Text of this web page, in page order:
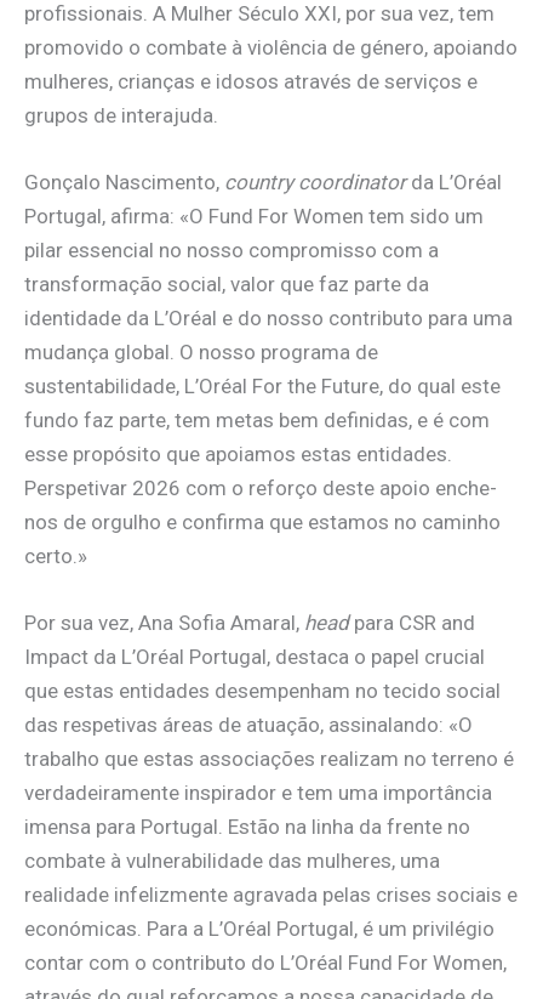
profissionais. A Mulher Século XXI, por sua vez, tem
promovido o combate à violência de género, apoiando
mulheres, crianças e idosos através de serviços e
grupos de interajuda.
Gonçalo Nascimento, country coordinatorda L’Oréal
Portugal, afirma: «O Fund For Women tem sido um
pilar essencial no nosso compromisso com a
transformação social, valor que faz parte da
identidade da L’Oréal e do nosso contributo para uma
mudança global. O nosso programa de
sustentabilidade, L’Oréal For the Future, do qual este
fundo faz parte, tem metas bem definidas, e é com
esse propósito que apoiamos estas entidades.
Perspetivar 2026 com o reforço deste apoio enche-
nos de orgulho e confirma que estamos no caminho
certo.»
Por sua vez, Ana Sofia Amaral, headpara CSR and
Impact da L’Oréal Portugal, destaca o papel crucial
que estas entidades desempenham no tecido social
das respetivas áreas de atuação, assinalando: «O
trabalho que estas associações realizam no terreno é
verdadeiramente inspirador e tem uma importância
imensa para Portugal. Estão na linha da frente no
combate à vulnerabilidade das mulheres, uma
realidade infelizmente agravada pelas crises sociais e
económicas. Para a L’Oréal Portugal, é um privilégio
contar com o contributo do L’Oréal Fund For Women,